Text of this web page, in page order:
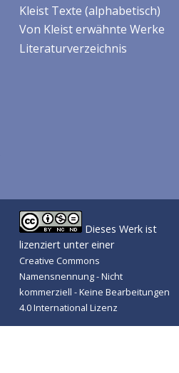
Kleist Texte (alphabetisch)
Von Kleist erwähnte Werke
Literaturverzeichnis
Dieses Werk ist
lizenziert unter einer
Creative Commons
Namensnennung - Nicht
kommerziell - Keine Bearbeitungen
4.0 International Lizenz